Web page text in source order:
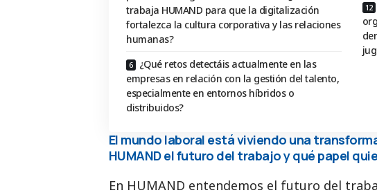
trabaja HUMAND para que la digitalización
fortalezca la cultura corporativa y las relaciones
humanas?
¿Qué retos detectáis actualmente en las
empresas en relación con la gestión del talento,
especialmente en entornos híbridos o
distribuidos?
El mundo laboral está viviendo una
HUMAND el futuro del trabajo y qué papel
En HUMAND entendemos el futuro del